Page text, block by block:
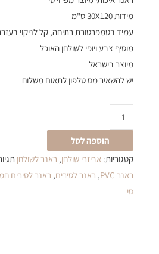
מידות 30X120 ס"מ
עמיד בטמפרטורת רתיחה, קל לניקוי
מוסיף צבע ויופי לשולחן האוכל
מיוצר בישראל
יש להשאיר מס טלפון לתאום משלוח
הוספה לסל
קטגוריות:אביזרי שולחן, ראנר לשולחן
ראנר PVC
, ראנר לסירים, ראנר לסירים
סי